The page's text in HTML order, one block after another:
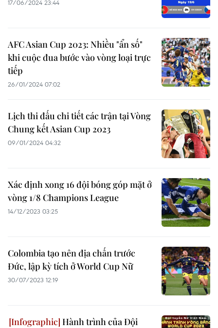
17/06/2024 23:44
AFC Asian Cup 2023: Nhiều "ẩn số"
khi cuộc đua bước vào vòng loại trực
tiếp
26/01/2024 07:02
Lịch thi đấu chi tiết các trận tại Vòng
Chung kết Asian Cup 2023
09/01/2024 04:32
Xác định xong 16 đội bóng góp mặt ở
vòng 1/8 Champions League
14/12/2023 03:25
Colombia tạo nên địa chấn trước
Đức, lập kỳ tích ở World Cup Nữ
30/07/2023 12:19
Hành trình của Đội